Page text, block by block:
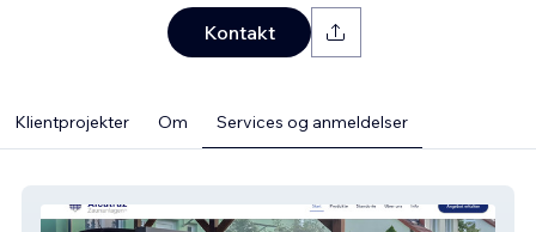
Kontakt
Klientprojekter Om Services og anmeldelser